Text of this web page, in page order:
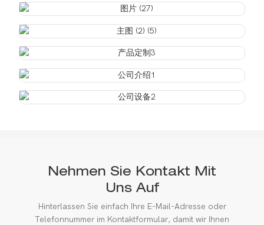
Nehmen Sie Kontakt Mit
Uns Auf
Hinterlassen Sie einfach Ihre E-Mail-Adresse oder
Telefonnummer im Kontaktformular, damit wir Ihnen